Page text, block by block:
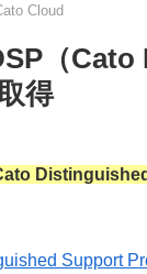
Cloud
（
得
Support